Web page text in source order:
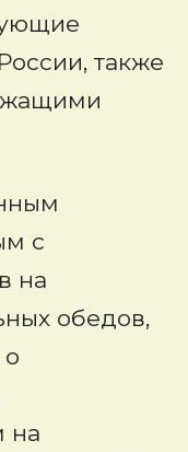
также
с
на
обедов,
о
на